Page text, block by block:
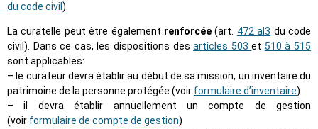
du code civil ).
La curatelle peut être également renforcée (art. 472 al3 du code
civil). Dans ce cas, les dispositions desarticles 503et 510 à 515
sont applicables:
– le curateur devra établir au début de sa mission, un inventaire du
patrimoine de la personne protégée (voir formulaire d’inventaire)
– il devra établir annuellement un compte de gestion
(voir formulaire de compte de gestion)